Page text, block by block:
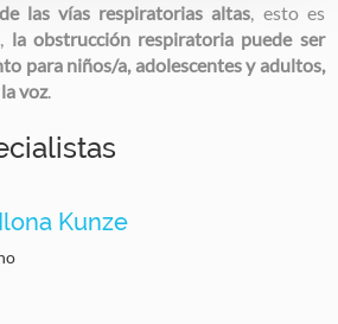
las vías respiratorias altas, esto es
, la obstrucción respiratoria puede ser
para niños/a, adolescentes y adultos,
voz.
Kunze